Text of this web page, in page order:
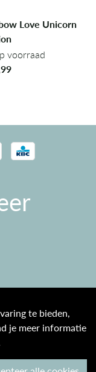
Love Unicorn
voorraad
voorraad
te bieden,
je meer informatie